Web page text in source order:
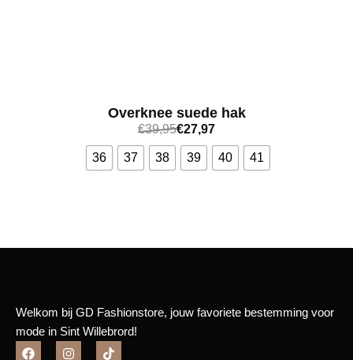
Overknee suede hak
€39,95€27,97
36 37 38 39 40 41
Welkom bij GD Fashionstore, jouw favoriete bestemming voor
mode in Sint Willebrord!